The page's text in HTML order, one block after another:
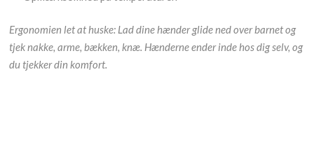
Ergonomien let at huske: Lad dine hænder glide ned over barnet og
tjek nakke, arme, bækken, knæ. Hænderne ender inde hos dig selv, og
du tjekker din komfort.